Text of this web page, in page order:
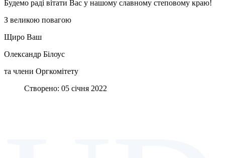
Будемо раді вітати Вас у нашому славному степовому краю!
З великою повагою
Щиро Ваш
Олександр Білоус
та члени Оргкомітету
Створено: 05 січня 2022